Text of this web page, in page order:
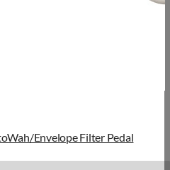
Envelope Filter Pedal